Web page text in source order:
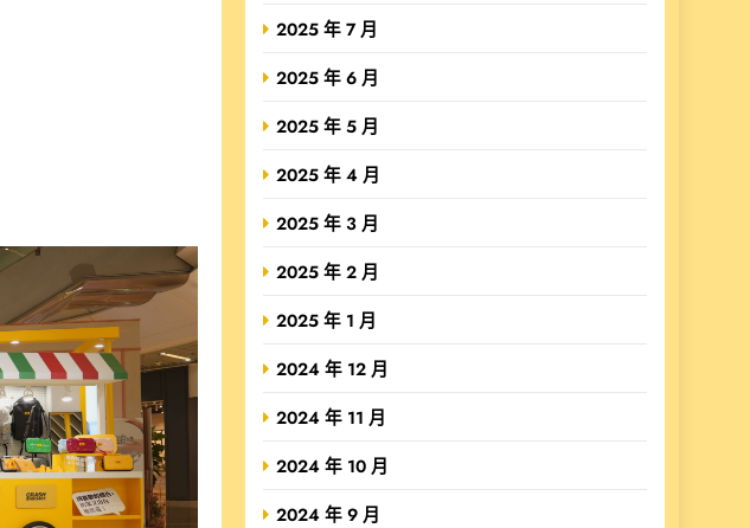
2025 年 7 月
2025 年 6 月
2025 年 5 月
2025 年 4 月
2025 年 3 月
2025 年 2 月
2025 年 1 月
2024 年 12 月
2024 年 11 月
2024 年 10 月
2024 年 9 月